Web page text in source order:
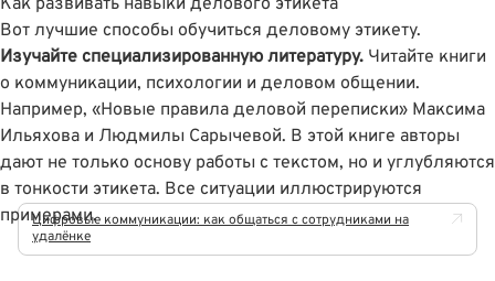
Как развивать навыки делового этикета
Вот лучшие способы обучиться деловому этикету.
Изучайте специализированную литературу. Читайте книги
о коммуникации, психологии и деловом общении.
Например, «Новые правила деловой переписки» Максима
Ильяхова и Людмилы Сарычевой. В этой книге авторы
дают не только основу работы с текстом, но и углубляются
в тонкости этикета. Все ситуации иллюстрируются
примерами.
Цифровые коммуникации: как общаться с сотрудниками на
удалёнке